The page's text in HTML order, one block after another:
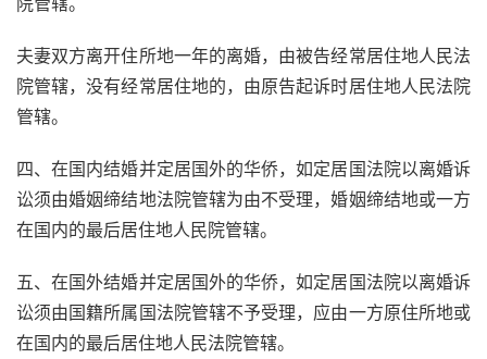
夫妻双方离开住所地一年的离婚，由被告经常居住地人民法
院管辖，没有经常居住地的，由原告起诉时居住地人民法院
管辖。
四、在国内结婚并定居国外的华侨，如定居国法院以离婚诉
讼须由婚姻缔结地法院管辖为由不受理，婚姻缔结地或一方
在国内的最后居住地人民院管辖。
五、在国外结婚并定居国外的华侨，如定居国法院以离婚诉
讼须由国籍所属国法院管辖不予受理，应由一方原住所地或
在国内的最后居住地人民法院管辖。